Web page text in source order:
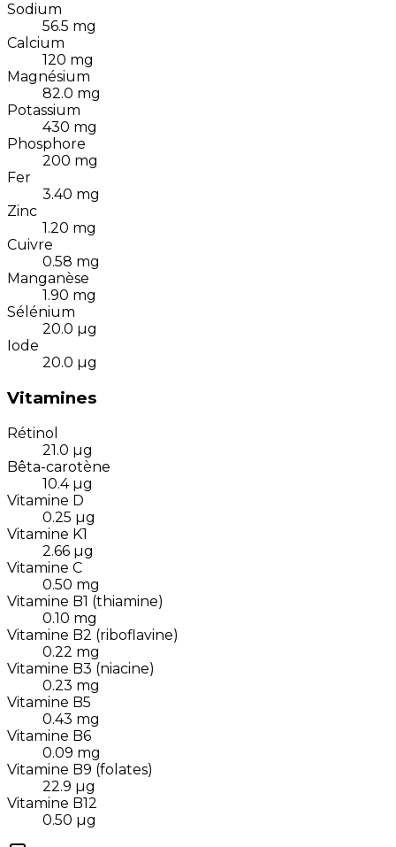
Sodium
56.5 mg
Calcium
120 mg
Magnésium
82.0 mg
Potassium
430 mg
Phosphore
200 mg
Fer
3.40 mg
Zinc
1.20 mg
Cuivre
0.58 mg
Manganèse
1.90 mg
Sélénium
20.0 µg
Iode
20.0 µg
Vitamines
Rétinol
21.0 µg
Bêta-carotène
10.4 µg
Vitamine D
0.25 µg
Vitamine K1
2.66 µg
Vitamine C
0.50 mg
Vitamine B1 (thiamine)
0.10 mg
Vitamine B2 (riboflavine)
0.22 mg
Vitamine B3 (niacine)
0.23 mg
Vitamine B5
0.43 mg
Vitamine B6
0.09 mg
Vitamine B9 (folates)
22.9 µg
Vitamine B12
0.50 µg